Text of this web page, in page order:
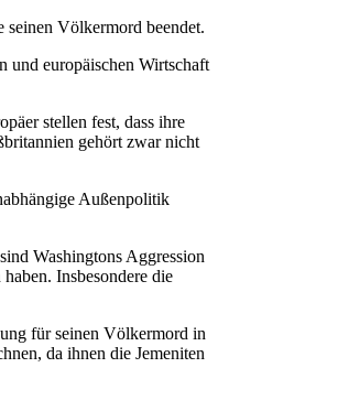
seinen Völkermord beendet.
und europäischen Wirtschaft
stellen fest, dass ihre
gehört zwar nicht
Außenpolitik
Washingtons Aggression
Insbesondere die
für seinen Völkermord in
da ihnen die Jemeniten